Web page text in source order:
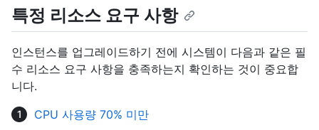
특정 리소스 요구 사항
인스턴스를 업그레이드하기 전에 시스템이 다음과 같은 필
수 리소스 요구 사항을 충족하는지 확인하는 것이 중요합
니다.
CPU 사용량 70% 미만